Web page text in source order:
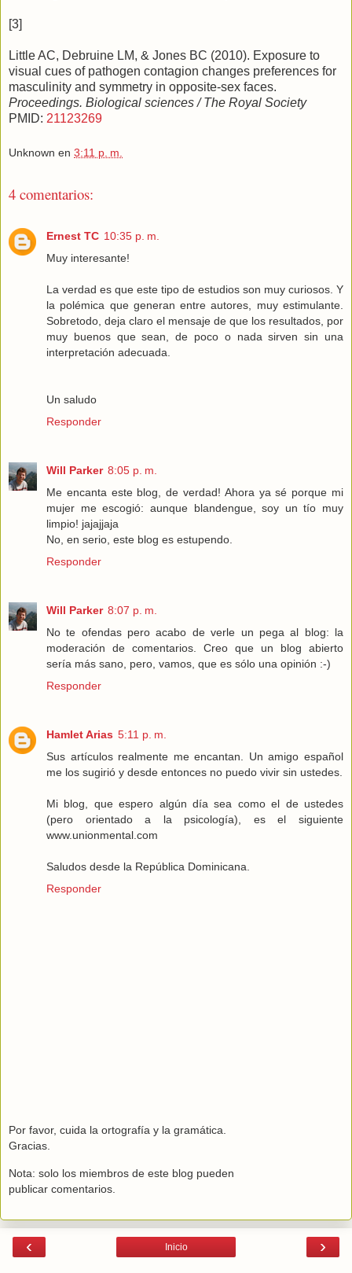
[3]
Little AC, Debruine LM, & Jones BC (2010). Exposure to
visual cues of pathogen contagion changes preferences for
masculinity and symmetry in opposite-sex faces.
Proceedings. Biological sciences / The Royal Society
PMID: 21123269
Unknown en 3:11 p. m.
4 comentarios:
Ernest TC 10:35 p. m.
Muy interesante!
La verdad es que este tipo de estudios son muy curiosos. Y
la polémica que generan entre autores, muy estimulante.
Sobretodo, deja claro el mensaje de que los resultados, por
muy buenos que sean, de poco o nada sirven sin una
interpretación adecuada.
Un saludo
Responder
Will Parker 8:05 p. m.
Me encanta este blog, de verdad! Ahora ya sé porque mi
mujer me escogió: aunque blandengue, soy un tío muy
limpio! jajajjaja
No, en serio, este blog es estupendo.
Responder
Will Parker 8:07 p. m.
No te ofendas pero acabo de verle un pega al blog: la
moderación de comentarios. Creo que un blog abierto
sería más sano, pero, vamos, que es sólo una opinión :-)
Responder
Hamlet Arias 5:11 p. m.
Sus artículos realmente me encantan. Un amigo español
me los sugirió y desde entonces no puedo vivir sin ustedes.
Mi blog, que espero algún día sea como el de ustedes
(pero orientado a la psicología), es el siguiente
www.unionmental.com
Saludos desde la República Dominicana.
Responder
Por favor, cuida la ortografía y la gramática.
Gracias.
Nota: solo los miembros de este blog pueden
publicar comentarios.
‹ ›
Inicio